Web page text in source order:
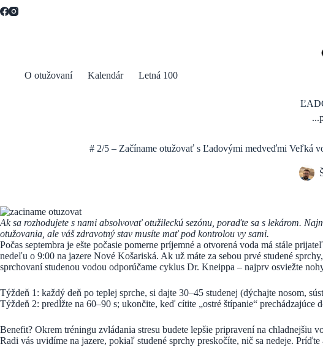
Skip
to
O otužovaní Kalendár Letná 100
# 2/5 – Začíname otužovať s Ľadovými medveďmi Veľká
Ak sa rozhodujete s nami absolvovať otužileckú sezónu, poraďte sa s lekárom.
otužovania, ale váš zdravotný stav musíte mať pod kontrolou vy sami.
Počas septembra je ešte počasie pomerne príjemné a otvorená voda má stále
nedeľu o 9:00 na jazere Nové Košariská. Ak už máte za sebou prvé studené
sprchovaní studenou vodou odporúčame cyklus Dr. Kneippa – najprv osviežte
Týždeň 1: každý deň po teplej sprche, si dajte 30–45 studenej (dýchajte nosom,
Týždeň 2: predĺžte na 60–90 s; ukončite, keď cítite „ostré štípanie“ prechádzajúce
Benefit? Okrem tréningu zvládania stresu budete lepšie pripravení na chladnejšiu
Radi vás uvidíme na jazere, pokiaľ studené sprchy preskočíte, nič sa nedeje. Príďte